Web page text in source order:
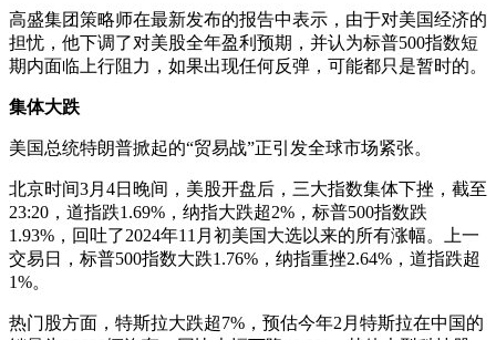
高盛集团策略师在最新发布的报告中表示，由于对美国经济的
担忧，他下调了对美股全年盈利预期，并认为标普500指数短
期内面临上行阻力，如果出现任何反弹，可能都只是暂时的。
集体大跌
美国总统特朗普掀起的“贸易战”正引发全球市场紧张。
北京时间3月4日晚间，美股开盘后，三大指数集体下挫，截至
23:20，道指跌1.69%，纳指大跌超2%，标普500指数跌
1.93%，回吐了2024年11月初美国大选以来的所有涨幅。上一
交易日，标普500指数大跌1.76%，纳指重挫2.64%，道指跌超
1%。
热门股方面，特斯拉大跌超7%，预估今年2月特斯拉在中国的